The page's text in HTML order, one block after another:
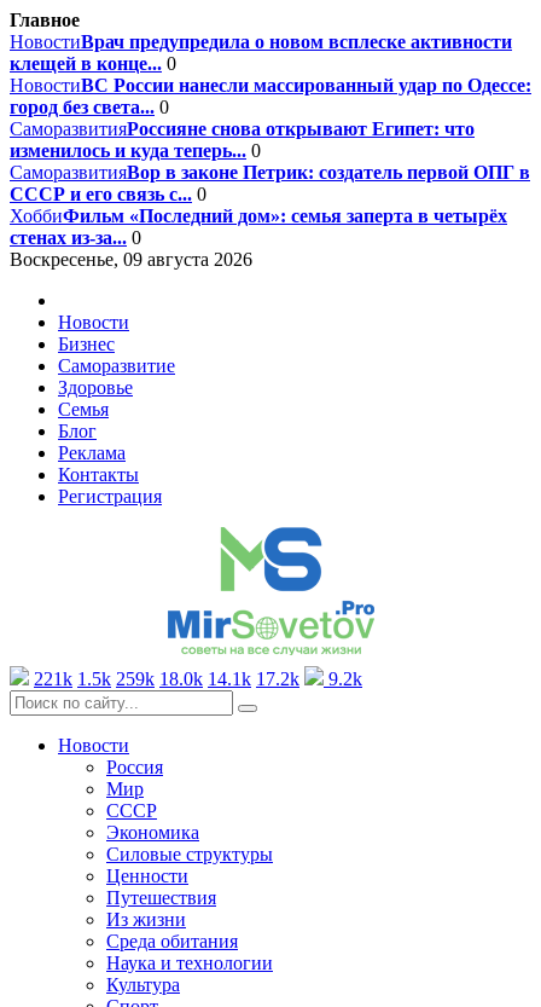
Главное
НовостиВрач предупредила о новом всплеске активности
клещей в конце... 0
НовостиВС России нанесли массированный удар по Одессе:
город без света... 0
СаморазвитияРоссияне снова открывают Египет: что
изменилось и куда теперь... 0
СаморазвитияВор в законе Петрик: создатель первой ОПГ в
СССР и его связь с... 0
ХоббиФильм «Последний дом»: семья заперта в четырёх
стенах из-за... 0
Воскресенье, 09 августа 2026
Новости
Бизнес
Саморазвитие
Здоровье
Семья
Блог
Реклама
Контакты
Регистрация
221k 1.5k 259k 18.0k 14.1k 17.2k 9.2k
Новости
Россия
Мир
СССР
Экономика
Силовые структуры
Ценности
Путешествия
Из жизни
Среда обитания
Наука и технологии
Культура